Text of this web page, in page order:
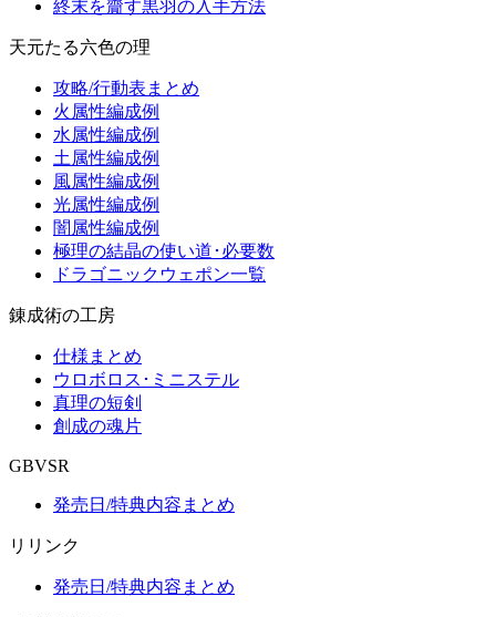
終末を齎す黒羽の入手方法
天元たる六色の理
攻略/行動表まとめ
火属性編成例
水属性編成例
土属性編成例
風属性編成例
光属性編成例
闇属性編成例
極理の結晶の使い道･必要数
ドラゴニックウェポン一覧
錬成術の工房
仕様まとめ
ウロボロス･ミニステル
真理の短剣
創成の魂片
GBVSR
発売日/特典内容まとめ
リリンク
発売日/特典内容まとめ